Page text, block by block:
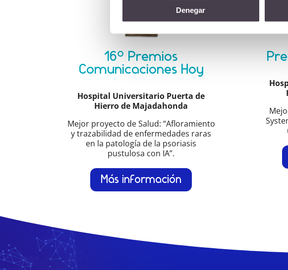
Denegar
16º Premios
Comunicaciones Hoy
Hospital Universitario Puerta de
Hierro de Majadahonda
Mejor proyecto de Salud: “Afloramiento
y trazabilidad de enfermedades raras
en la patología de la psoriasis
pustulosa con IA”.
Más información